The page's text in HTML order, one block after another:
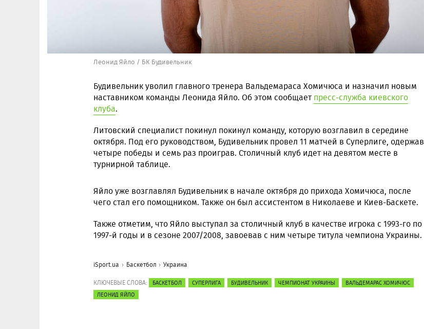
Леонид Яйло / БК Будивельник
Будивельник уволил главного тренера Вальдемараса Хомичюса и назначил новым
наставником команды Леонида Яйло. Об этом сообщает пресс-служба киевского
клуба.
Литовский специалист покинул покинул команду, которую возглавил в середине
октября. Под его руководством, Будивельник провел 11 матчей в Суперлиге, одержав
четыре победы и семь раз проиграв. Столичный клуб идет на девятом месте в
турнирной таблице.
Яйло уже возглавлял Будивельник в начале октября до прихода Хомичюса, после
чего стал его помощником. Также он был ассистентом в Николаеве и Киев-Баскете.
Также отметим, что Яйло выступал за столичный клуб в качестве игрока с 1993-го по
1997-й годы и в сезоне 2007/2008, завоевав с ним четыре титула чемпиона Украины.
iSport.ua Баскетбол Украина
КЛЮЧЕВЫЕ СЛОВА: БАСКЕТБОЛ СУПЕРЛИГА БУДИВЕЛЬНИК ЧЕМПИОНАТ УКРАИНЫ
ВАЛЬДЕМАРАС ХОМИЧЮС
ЛЕОНИД ЯЙЛО